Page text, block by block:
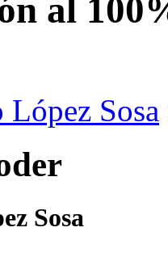
al
Sosa
Sosa